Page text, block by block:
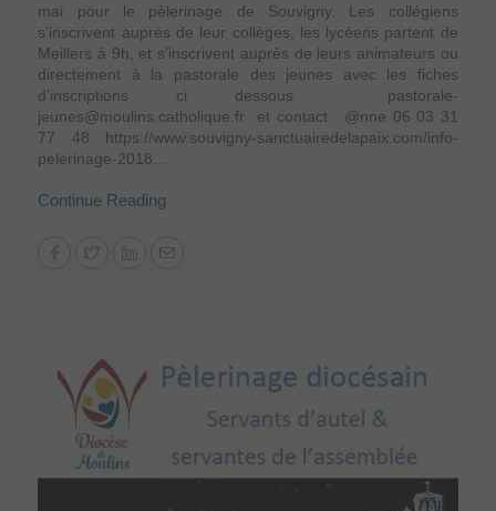
mai pour le pèlerinage de Souvigny. Les collégiens
s’inscrivent auprès de leur collèges, les lycéens partent de
Meillers à 9h, et s’inscrivent auprès de leurs animateurs ou
directement à la pastorale des jeunes avec les fiches
d’inscriptions ci dessous pastorale-
jeunes@moulins.catholique.fr et contact : @nne 06 03 31
77 48 https://www.souvigny-sanctuairedelapaix.com/info-
pelerinage-2018...
Continue Reading